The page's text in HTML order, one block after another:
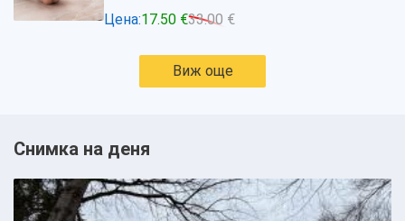
Цена:17.50 €33.00 €
Виж още
Снимка на деня